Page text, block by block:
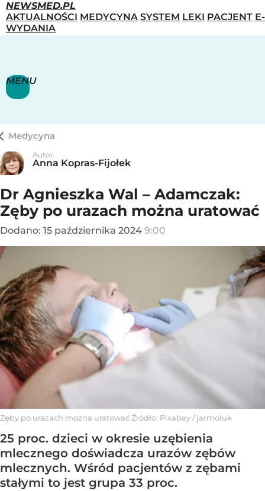
NEWSMED.PL
AKTUALNOŚCI MEDYCYNA SYSTEM LEKI PACJENT E-
WYDANIA
MENU
Medycyna
Autor:
Anna Kopras-Fijołek
Dr Agnieszka Wal – Adamczak:
Zęby po urazach można uratować
Dodano: 15 października 2024 9:00
Zęby po urazach można uratowaćŹródło: Pixabay/jarmoluk
25 proc. dzieci w okresie uzębienia
mlecznego doświadcza urazów zębów
mlecznych. Wśród pacjentów z zębami
stałymi to jest grupa 33 proc.